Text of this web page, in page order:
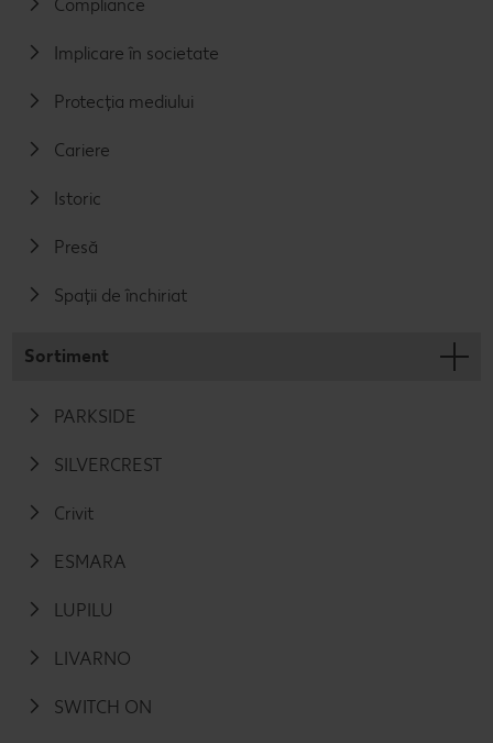
Compliance
Implicare în societate
Protecția mediului
Cariere
Istoric
Presă
Spații de închiriat
Sortiment
PARKSIDE
SILVERCREST
Crivit
ESMARA
LUPILU
LIVARNO
SWITCH ON